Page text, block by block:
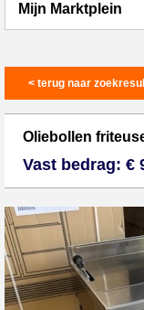
Mijn Marktplein
< terug naar
Oliebollen
Vast bedrag: €